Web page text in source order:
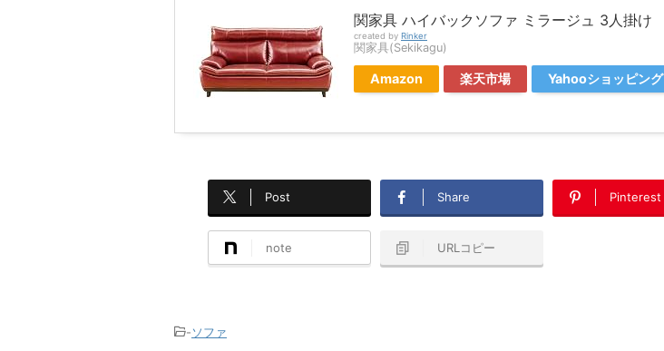
関家具 ハイバックソファ ミラージュ 3人掛け
created by Rinker
関家具(Sekikagu)
Amazon 楽天市場 Yahooショッピング
Post Share Pinterest
note URLコピー
-ソファ